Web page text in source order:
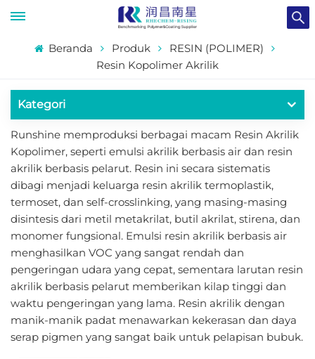
Beranda Produk
RESIN (POLIMER)
Resin Kopolimer Akrilik
Kategori
Runshine memproduksi berbagai macam Resin Akrilik
Kopolimer, seperti emulsi akrilik berbasis air dan resin
akrilik berbasis pelarut. Resin ini secara sistematis
dibagi menjadi keluarga resin akrilik termoplastik,
termoset, dan self-crosslinking, yang masing-masing
disintesis dari metil metakrilat, butil akrilat, stirena, dan
monomer fungsional. Emulsi resin akrilik berbasis air
menghasilkan VOC yang sangat rendah dan
pengeringan udara yang cepat, sementara larutan resin
akrilik berbasis pelarut memberikan kilap tinggi dan
waktu pengeringan yang lama. Resin akrilik dengan
manik-manik padat menawarkan kekerasan dan daya
serap pigmen yang sangat baik untuk pelapisan bubuk.